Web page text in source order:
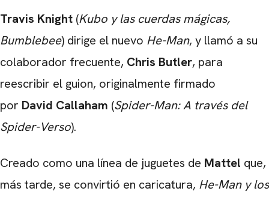
Travis Knight (Kubo y las cuerdas mágicas,
Bumblebee) dirige el nuevo He-Man, y llamó a su
colaborador frecuente, Chris Butler, para
reescribir el guion, originalmente firmado
por David Callaham (Spider-Man: A través del
Spider-Verso).
Creado como una línea de juguetes de Mattel que,
más tarde, se convirtió en caricatura, He-Man y los